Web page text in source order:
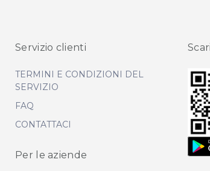
Servizio clienti
TERMINI E CONDIZIONI DEL
SERVIZIO
FAQ
CONTATTACI
Per le aziende